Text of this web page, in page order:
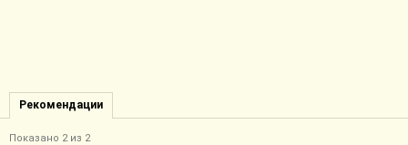
Рекомендации
Показано 2 из 2